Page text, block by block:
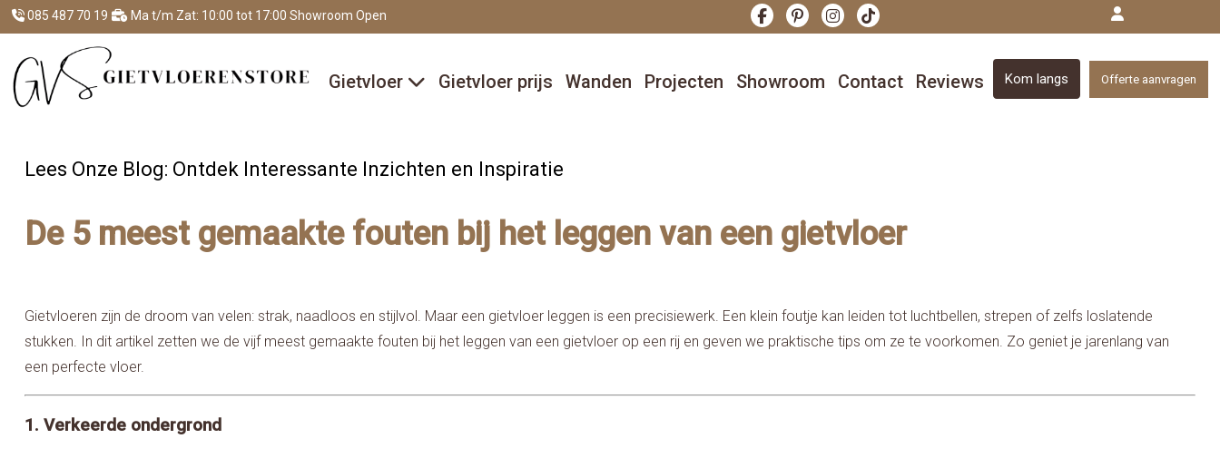
085 487 70 19 Ma t/m Zat: 10:00 tot 17:00 Showroom Open
Gietvloer Gietvloer prijs Wanden Projecten Showroom Contact Reviews Kom langs Offerte aanvragen
Lees Onze Blog: Ontdek Interessante Inzichten en Inspiratie
De 5 meest gemaakte fouten bij het leggen van een gietvloer
Gietvloeren zijn de droom van velen: strak, naadloos en stijlvol. Maar een gietvloer leggen is een precisiewerk. Een klein foutje kan leiden tot luchtbellen, strepen of zelfs loslatende
stukken. In dit artikel zetten we de vijf meest gemaakte fouten bij het leggen van een gietvloer op een rij en geven we praktische tips om ze te voorkomen. Zo geniet je jarenlang van
een perfecte vloer.
1. Verkeerde ondergrond